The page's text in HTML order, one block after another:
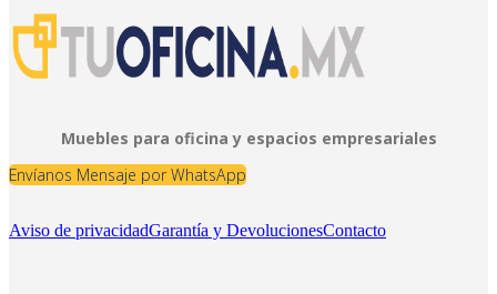
Muebles para oficina y espacios empresariales
Envíanos Mensaje por WhatsApp
Aviso de privacidadGarantía y DevolucionesContacto